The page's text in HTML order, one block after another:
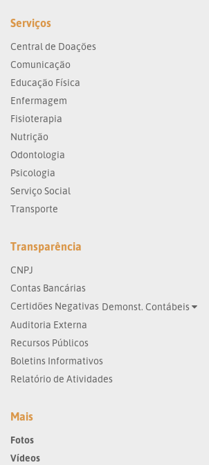
Serviços
Central de Doações
Comunicação
Educação Física
Enfermagem
Fisioterapia
Nutrição
Odontologia
Psicologia
Serviço Social
Transporte
Transparência
CNPJ
Contas Bancárias
Certidões Negativas Demonst. Contábeis
Auditoria Externa
Recursos Públicos
Boletins Informativos
Relatório de Atividades
Mais
Fotos
Vídeos